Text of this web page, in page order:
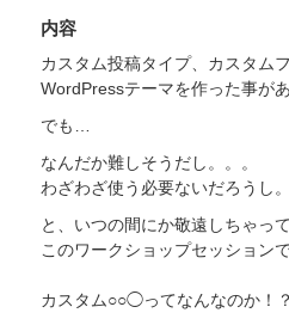
内容
カスタム投稿タイプ、カスタム
WordPressテーマを作った事が
でも…
なんだか難しそうだし。。。
わざわざ使う必要ないだろうし。
と、いつの間にか敬遠しちゃっ
このワークショップセッションで
カスタム○○◯ってなんなのか！？